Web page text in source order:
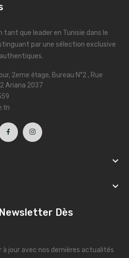
tant que leader en Tunisie dans le
par une sélection exclusive
2eme étage, Bureau N°2 , Rue
Ariana 2037


Dès
jour avec nos dernières actualités